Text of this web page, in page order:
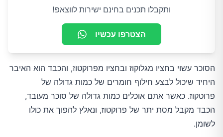
ותקבלו תכנים בחינם ישירות לווצאפ!
הצטרפו עכשיו
הסוכר עשוי בחציו מגלוקוז ובחציו מפרוקטוז, והכבד הוא האיבר
היחיד שיכול לבצע חילוף חומרים של כמות גדולה של
פרוטקוז. כאשר אתם אוכלים כמות גדולה של סוכר מעובד,
הכבד מקבל מסת יתר של פרוקטוז, ונאלץ להפוך את כולו
לשומן.